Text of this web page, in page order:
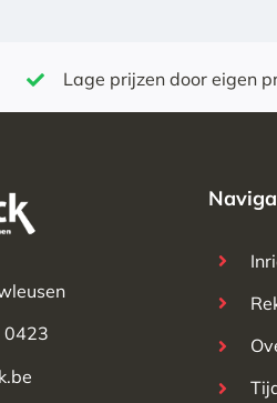
Lage prijzen door eigen
0423